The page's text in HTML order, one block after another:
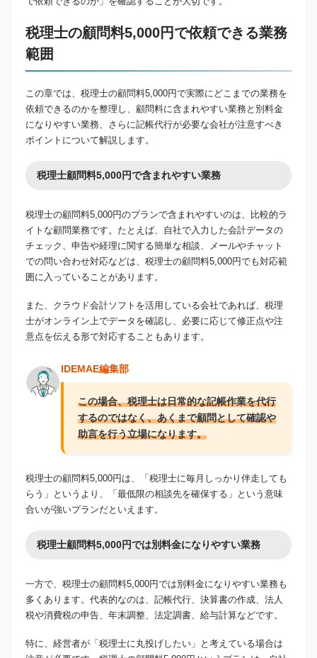
税理士の顧問料5,000円で依頼できる業務
範囲
この章では、税理士の顧問料5,000円で実際にどこまでの業務を
依頼できるのかを整理し、顧問料に含まれやすい業務と別料金
になりやすい業務、さらに記帳代行が必要な会社が注意すべき
ポイントについて解説します。
税理士顧問料5,000円で含まれやすい業務
税理士の顧問料5,000円のプランで含まれやすいのは、比較的ラ
イトな顧問業務です。たとえば、自社で入力した会計データの
チェック、申告や経理に関する簡単な相談、メールやチャット
での問い合わせ対応などは、税理士の顧問料5,000円でも対応範
囲に入っていることがあります。
また、クラウド会計ソフトを活用している会社であれば、税理
士がオンライン上でデータを確認し、必要に応じて修正点や注
意点を伝える形で対応することもあります。
IDEMAE編集部
この場合、税理士は日常的な記帳作業を代行
するのではなく、あくまで顧問として確認や
助言を行う立場になります。
税理士の顧問料5,000円は、「税理士に毎月しっかり伴走しても
らう」というより、「最低限の相談先を確保する」という意味
合いが強いプランだといえます。
税理士顧問料5,000円では別料金になりやすい業務
一方で、税理士の顧問料5,000円では別料金になりやすい業務も
多くあります。代表的なのは、記帳代行、決算書の作成、法人
税や消費税の申告、年末調整、法定調書、給与計算などです。
特に、経営者が「税理士に丸投げしたい」と考えている場合は